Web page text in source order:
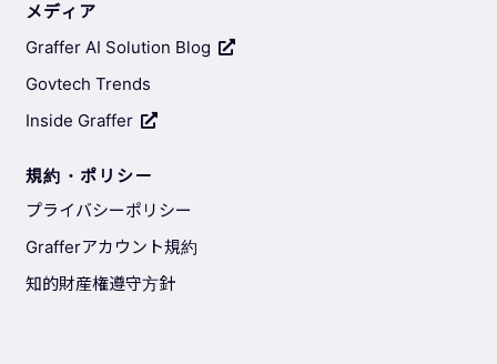
メディア
Graffer AI Solution Blog
Govtech Trends
Inside Graffer
規約・ポリシー
プライバシーポリシー
Grafferアカウント規約
知的財産権遵守方針